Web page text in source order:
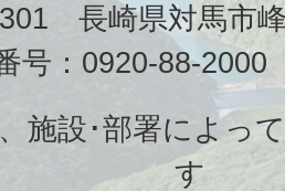
長崎県対馬市
号：0920-88-2000
施設･部署によっ
す